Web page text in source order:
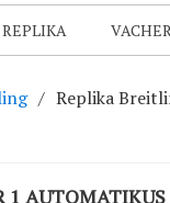
Replika